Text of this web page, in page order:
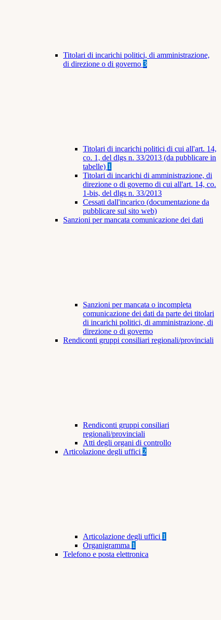
Titolari di incarichi politici, di amministrazione,
di direzione o di governo 3
Titolari di incarichi politici di cui all'art. 14,
co. 1, del dlgs n. 33/2013 (da pubblicare in
tabelle) 1
Titolari di incarichi di amministrazione, di
direzione o di governo di cui all'art. 14, co.
1-bis, del dlgs n. 33/2013
Cessati dall'incarico (documentazione da
pubblicare sul sito web)
Sanzioni per mancata comunicazione dei dati
Sanzioni per mancata o incompleta
comunicazione dei dati da parte dei titolari
di incarichi politici, di amministrazione, di
direzione o di governo
Rendiconti gruppi consiliari regionali/provinciali
Rendiconti gruppi consiliari
regionali/provinciali
Atti degli organi di controllo
Articolazione degli uffici 2
Articolazione degli uffici 1
Organigramma 1
Telefono e posta elettronica